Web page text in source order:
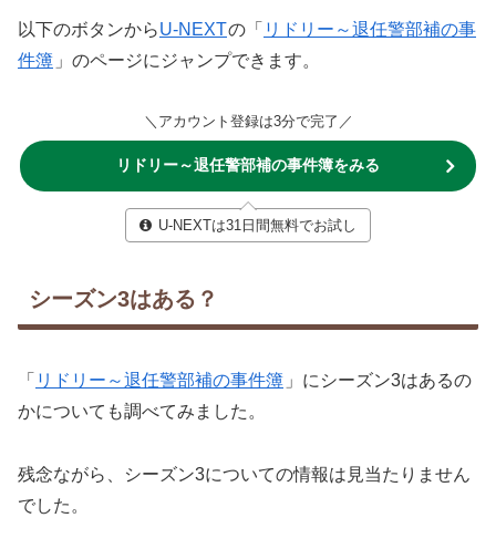
以下のボタンからU-NEXTの「 リドリー～退任警部補の事
件簿 」のページにジャンプできます。
＼アカウント登録は3分で完了／
リドリー～退任警部補の事件簿をみる
U-NEXTは31日間無料でお試し
シーズン3はある？
「 リドリー～退任警部補の事件簿 」にシーズン3はあるの
かについても調べてみました。
残念ながら、シーズン3についての情報は見当たりません
でした。